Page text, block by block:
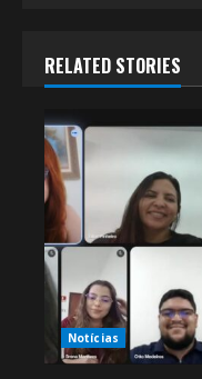
e
R
e
a
d
i
n
g
RELATED STORIES
Notícias